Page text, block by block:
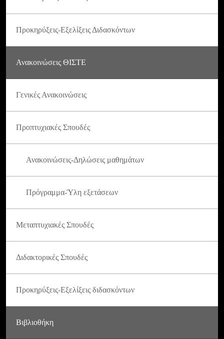
Προκηρύξεις-Εξελίξεις Διδασκόντων
Ανακοινώσεις ΘΙΣΤΕ
Γενικές Ανακοινώσεις
Προπτυχιακές Σπουδές
Ανακοινώσεις-Δηλώσεις μαθημάτων
Πρόγραμμα-Ύλη εξετάσεων
Μεταπτυχιακές Σπουδές
Διδακτορικές Σπουδές
Προκηρύξεις-Εξελίξεις διδασκόντων
Βιβλιοθήκη